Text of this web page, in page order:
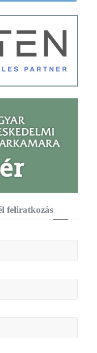
feliratkozás